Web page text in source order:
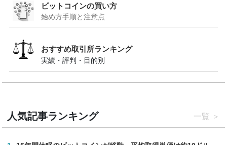
ビットコインの買い方
始め方手順と注意点
おすすめ取引所ランキング
実績・評判・目的別
人気記事ランキング 一覧